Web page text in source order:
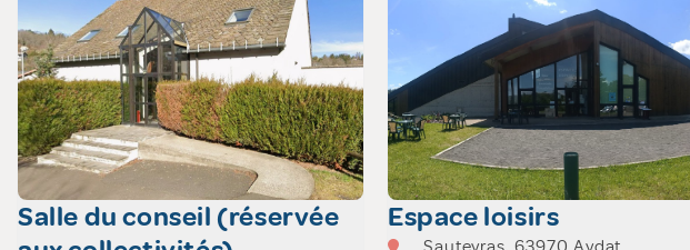
Salle du conseil (réservée
Espace loisirs